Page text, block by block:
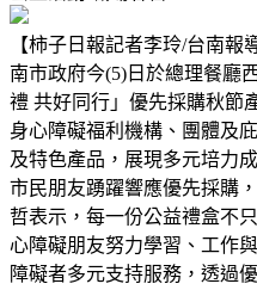
【柿子日報記者李玲/台南
南市政府今(5)日於總理餐廳
禮 共好同行」優先採購秋節
身心障礙福利機構、團體及
及特色產品，展現多元培力
市民朋友踴躍響應優先採購
哲表示，每一份公益禮盒不
心障礙朋友努力學習、工作
障礙者多元支持服務，透過